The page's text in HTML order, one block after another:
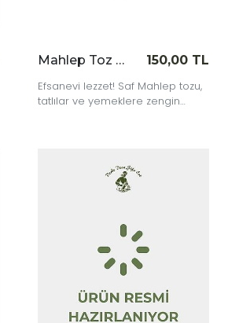
Mahlep Toz 50 gr
150,00 TL
Efsanevi lezzet! Saf Mahlep tozu,
tatlılar ve yemeklere zengin